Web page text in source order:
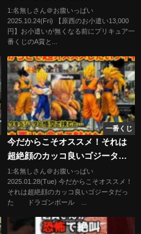
ア一番くじのA賞とB賞を当てた
い！
1:名無しさん＠お腹いっぱい
2025.10.24(Fri) 【原西のお小遣い13,000
円】お小遣いが無くなる前にプリキュア一
番くじのA賞と...
一番くじ
今だからこそオススメ！それは
超絶顔のカッコ良いゴジータだ
った ドラゴンボール フィ
ギュア 一番くじ 孫悟空 ゴ
ジータ ベジータ ラストワ
グランディスタネロ 野沢雅子
1:名無しさん＠お腹いっぱい
2025.01.28(Tue) 今だからこそオススメ！
それは超絶顔のカッコ良いゴジータだっ
た ドラゴンボール ...